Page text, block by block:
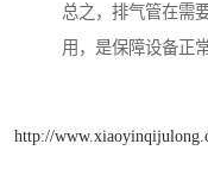
总之，排气管在需
用，是保障设备正
http://